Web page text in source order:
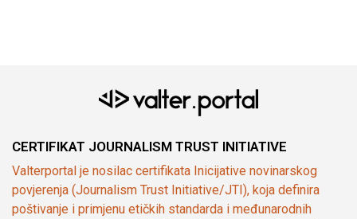
CERTIFIKAT JOURNALISM TRUST INITIATIVE
Valterportal je nosilac certifikata Inicijative novinarskog
povjerenja (Journalism Trust Initiative/JTI), koja definira
poštivanje i primjenu etičkih standarda i međunarodnih